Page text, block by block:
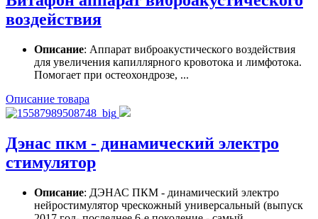
воздействия
Описание: Аппарат виброакустического воздействия
для увеличения капиллярного кровотока и лимфотока.
Помогает при остеохондрозе, ...
Описание товара
Дэнас пкм - динамический электро
стимулятор
Описание: ДЭНАС ПКМ - динамический электро
нейростимулятор чрескожный универсальный (выпуск